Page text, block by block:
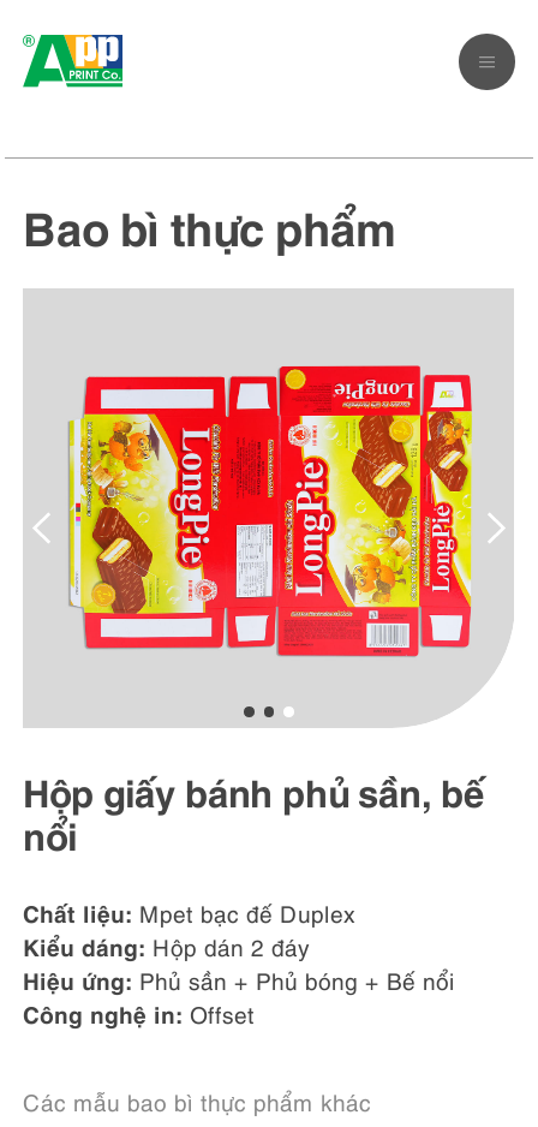
Bao bì thực phẩm
Hộp giấy bánh phủ sần, bế
nổi
Chất liệu: Mpet bạc đế Duplex
Kiểu dáng: Hộp dán 2 đáy
Hiệu ứng: Phủ sần + Phủ bóng + Bế nổi
Công nghệ in: Offset
Các mẫu bao bì thực phẩm khác